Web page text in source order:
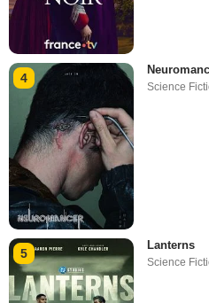
4
Science
5
Lanterns
Science